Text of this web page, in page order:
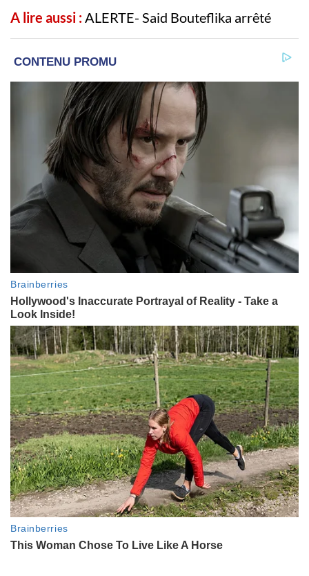
A lire aussi :ALERTE- Said Bouteflika arrêté